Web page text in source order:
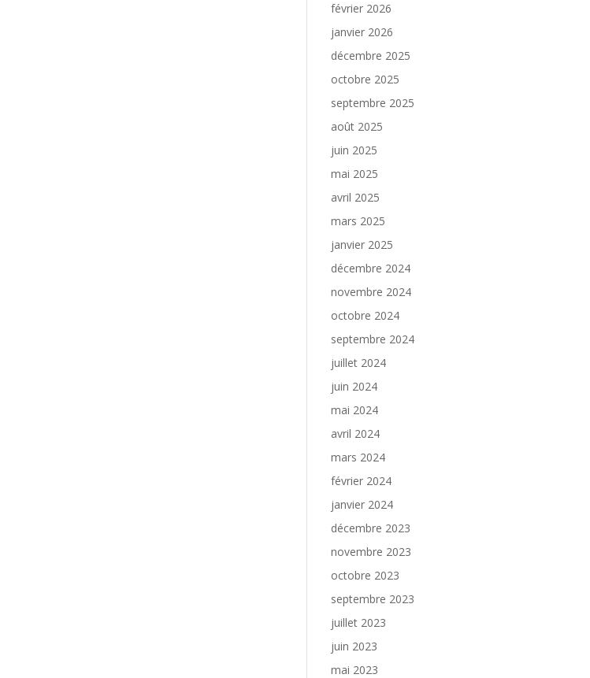
février 2026
janvier 2026
décembre 2025
octobre 2025
septembre 2025
août 2025
juin 2025
mai 2025
avril 2025
mars 2025
janvier 2025
décembre 2024
novembre 2024
octobre 2024
septembre 2024
juillet 2024
juin 2024
mai 2024
avril 2024
mars 2024
février 2024
janvier 2024
décembre 2023
novembre 2023
octobre 2023
septembre 2023
juillet 2023
juin 2023
mai 2023